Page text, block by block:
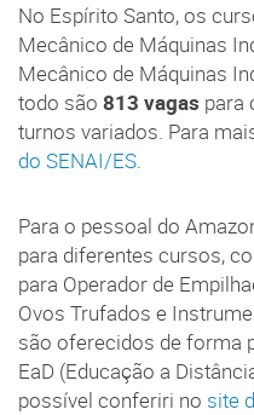
No Espírito Santo, os
Mecânico de Máquinas
Mecânico de Máquinas
todo são 813 vagas para
turnos variados. Para
do SENAI/ES.
Para o pessoal do
para diferentes cursos,
para Operador de
Ovos Trufados e
são oferecidos de forma
EaD (Educação a
possível conferiri no site